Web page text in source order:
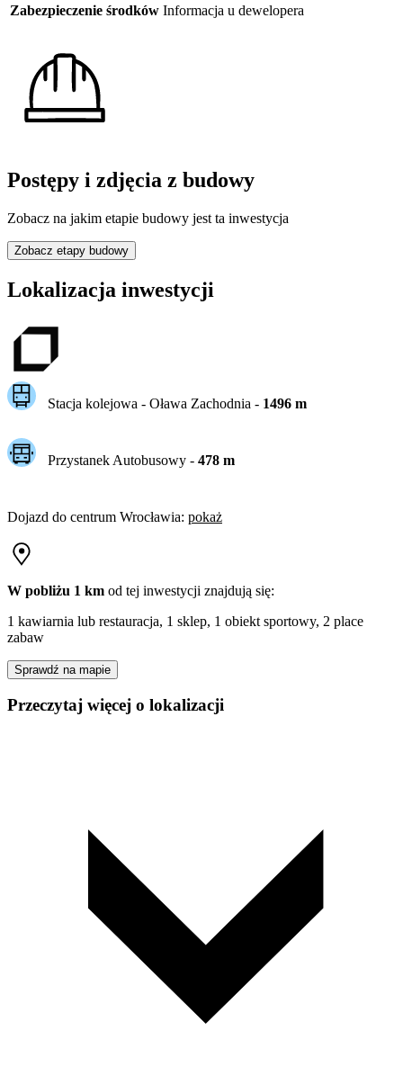
Zabezpieczenie środków Informacja u dewelopera
Postępy i zdjęcia z budowy
Zobacz na jakim etapie budowy jest ta inwestycja
Zobacz etapy budowy
Lokalizacja inwestycji
Stacja kolejowa - Oława Zachodnia - 1496m
Przystanek Autobusowy - 478m
Dojazd do centrum Wrocławia: pokaż
W pobliżu 1 km od tej inwestycji znajdują się:
1 kawiarnia lub restauracja, 1 sklep, 1 obiekt sportowy, 2 place
zabaw
Sprawdź na mapie
Przeczytaj więcej o lokalizacji